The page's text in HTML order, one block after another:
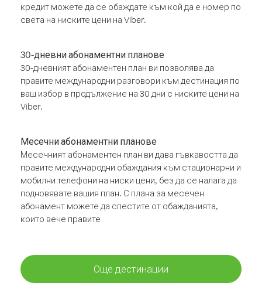
кредит можете да се обаждате към кой да е номер по
света на ниските цени на Viber.
30-дневни абонаментни планове
30-дневният абонаментен план ви позволява да
правите международни разговори към дестинация по
ваш избор в продължение на 30 дни с ниските цени на
Viber.
Месечни абонаментни планове
Месечният абонаментен план ви дава гъвкавостта да
правите международни обаждания към стационарни и
мобилни телефони на ниски цени, без да се налага да
подновявате вашия план. С плана за месечен
абонамент можете да спестите от обажданията,
които вече правите
Още дестинации